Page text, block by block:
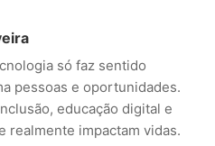
só faz sentido
pessoas e oportunidades.
educação digital e
realmente impactam vidas.